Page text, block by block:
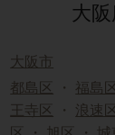
大
大阪市
都島区
・ 福島区
王寺区
・ 浪速区